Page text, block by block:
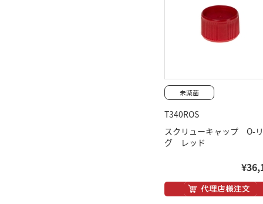
T340ROS
スクリューキャップ O-
グ レッド